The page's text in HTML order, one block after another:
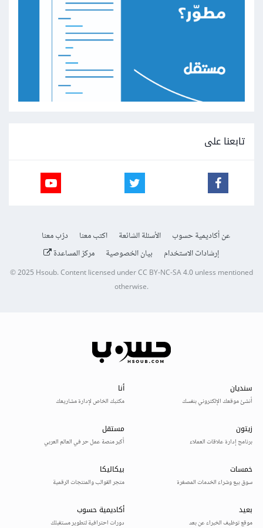
تابعنا على
عن أكاديمية حسوب الأسئلة الشائعة اكتب معنا
درّب معنا
إرشادات الاستخدام
بيان الخصوصية مركز المساعدة
© 2025Hsoub.Content licensed underCC BY-NC-SA 4.0unless mentioned
otherwise.